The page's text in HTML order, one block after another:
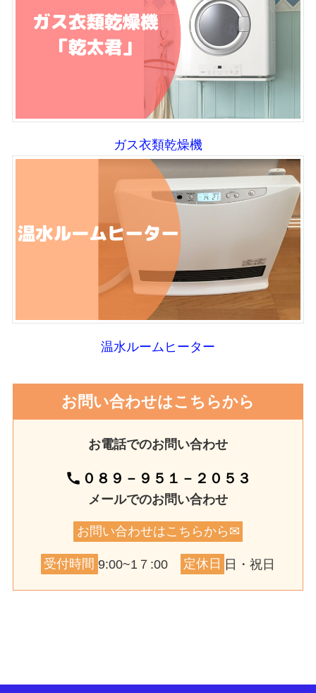
ガス衣類乾燥機
温水ルームヒーター
お問い合わせはこちらから
お電話でのお問い合わせ
０８９－９５１－２０５３
メールでのお問い合わせ
お問い合わせはこちらから✉
受付時間 9:00~1７:00 定休日 日・祝日